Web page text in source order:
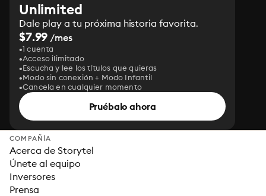
Unlimited
Dale play a tu próxima historia favorita.
$7.99 /mes
1 cuenta
Acceso ilimitado
Escucha y lee los títulos que quieras
Modo sin conexión + Modo Infantil
Cancela en cualquier momento
Pruébalo ahora
COMPAÑÍA
Acerca de Storytel
Únete al equipo
Inversores
Prensa